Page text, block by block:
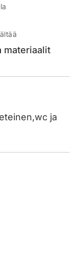
materiaalit
ja